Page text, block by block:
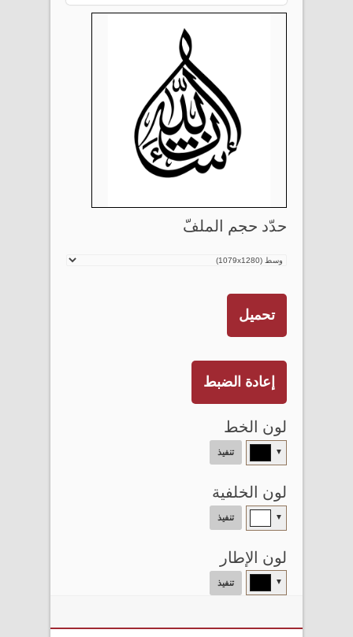
حدّد حجم الملفّ
تحميل
إعادة الضبط
لون الخط
▼ تنفيذ
لون الخلفية
▼ تنفيذ
لون الإطار
▼ تنفيذ